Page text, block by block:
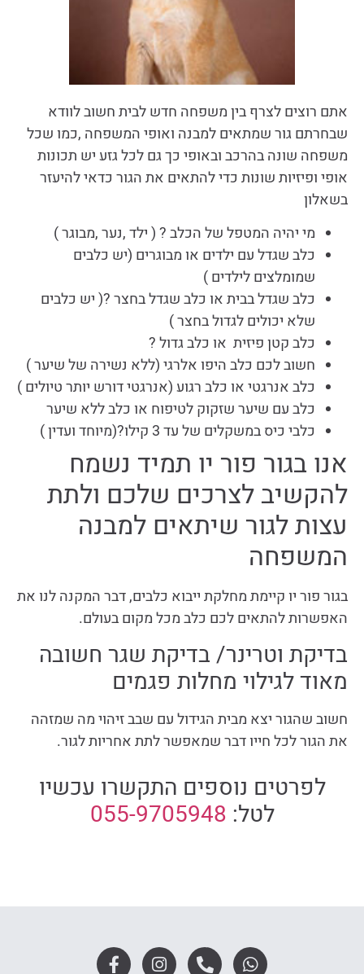
אתם רוצים לצרף בין משפחה חדש לבית חשוב לוודא
שבחרתם גור שמתאים למבנה ואופי המשפחה ,כמו שכל
משפחה שונה בהרכב ובאופי כך גם לכל גזע יש תכונות
אופי ופיזיות שונות כדי להתאים את הגור כדאי להיעזר
בשאלון
מי יהיה המטפל של הכלב ? ( ילד ,נער ,מבוגר )
כלב שגדל עם ילדים או מבוגרים (יש כלבים
שמומלצים לילדים )
כלב שגדל בבית או כלב שגדל בחצר ?( יש כלבים
שלא יכולים לגדול בחצר )
כלב קטן פיזית או כלב גדול ?
חשוב לכם כלב היפו אלרגי (ללא נשירה של שיער )
כלב אנרגטי או כלב רגוע (אנרגטי דורש יותר טיולים )
כלב עם שיער שזקוק לטיפוח או כלב ללא שיער
כלבי כיס במשקלים של עד 3 קילו?(מיוחד ועדין )
אנו בגור פור יו תמיד נשמח
להקשיב לצרכים שלכם ולתת
עצות לגור שיתאים למבנה
המשפחה
בגור פור יו קיימת מחלקת ייבוא כלבים, דבר המקנה לנו את
האפשרות להתאים לכם כלב מכל מקום בעולם.
בדיקת וטרינר/ בדיקת שגר חשובה
מאוד לגילוי מחלות פגמים
חשוב שהגור יצא מבית הגידול עם שבב זיהוי מה שמזהה
את הגור לכל חייו דבר שמאפשר לתת אחריות לגור.
לפרטים נוספים התקשרו עכשיו
לטל: 055-9705948